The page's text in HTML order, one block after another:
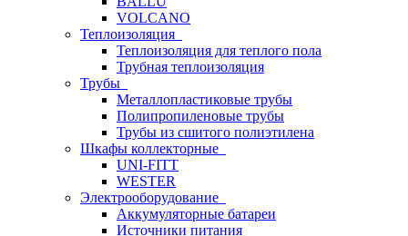
VOLCANO
Теплоизоляция
Теплоизоляция для теплого пола
Трубная теплоизоляция
Трубы
Металлопластиковые трубы
Полипропиленовые трубы
Трубы из сшитого полиэтилена
Шкафы коллекторные
UNI-FITT
WESTER
Электрооборудование
Аккумуляторные батареи
Источники питания